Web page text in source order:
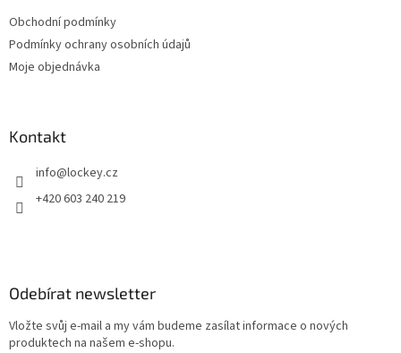
Obchodní podmínky
Podmínky ochrany osobních údajů
Moje objednávka
Kontakt
info@lockey.cz
+420 603 240 219
Odebírat newsletter
Vložte svůj e-mail a my vám budeme zasílat informace o nových
produktech na našem e-shopu.